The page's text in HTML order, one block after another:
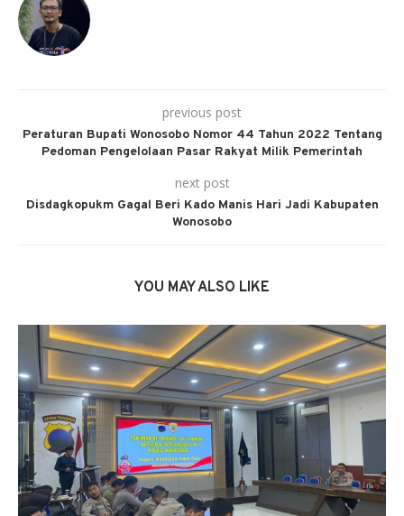
previous post
Peraturan Bupati Wonosobo Nomor 44 Tahun 2022 Tentang
Pedoman Pengelolaan Pasar Rakyat Milik Pemerintah
next post
Disdagkopukm Gagal Beri Kado Manis Hari Jadi Kabupaten
Wonosobo
YOU MAY ALSO LIKE